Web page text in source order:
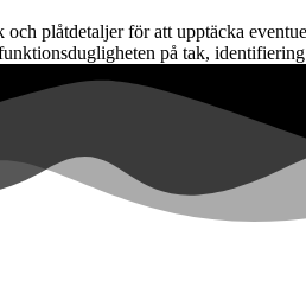
och plåtdetaljer för att upptäcka
på tak,